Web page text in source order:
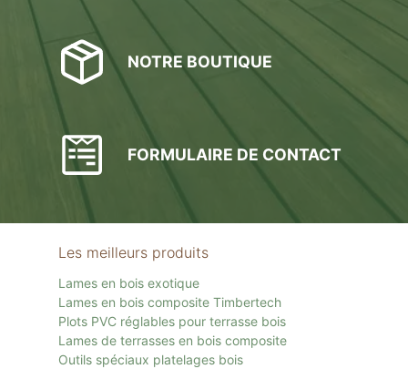
NOTRE BOUTIQUE
FORMULAIRE DE CONTACT
Les meilleurs produits
Lames en bois exotique
Lames en bois composite Timbertech
Plots PVC réglables pour terrasse bois
Lames de terrasses en bois composite
Outils spéciaux platelages bois